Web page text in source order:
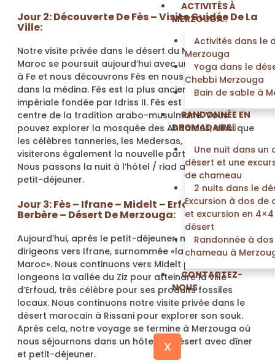
ACTIVITÉS À
MERZOUGA
Activités dans le
Merzouga
Yoga dans le
Chebbi Merzouga
Bain de sable à
RANDONNÉE EN
DROMADAIRE
Une nuit dans un
désert et une
de chameau
2 nuits dans le
Excursion à dos de
et excursion en
désert
Randonnée à
chameau à
CONTACTEZ-
NOUS
X
Jour 2: Découverte De Fès – Visite Guidée De La
Ville:
Notre visite privée dans le désert du Nouvel An au
Maroc se poursuit aujourd’hui avec une visite guidée
à Fe et nous découvrons Fès en nous promenant
dans la médina. Fès est la plus ancienne ville
impériale fondée par Idriss II. Fès est également le
centre de la tradition arabo-musulmane. Vous
pouvez explorer la mosquée des Andalous, ainsi que
les célèbres tanneries, les Medersas, et nous
visiterons également la nouvelle partie de la ville.
Nous passons la nuit à l’hôtel / riad avec dîner et
petit-déjeuner.
Jour 3: Fès – Ifrane – Midelt – Erfoud – Marché
Berbère – Désert De Merzouga:
Aujourd’hui, après le petit-déjeuner, nous nous
dirigeons vers Ifrane, surnommée «la Suisse du
Maroc». Nous continuons vers Midelt puis nous
longeons la vallée du Ziz pour atteindre la ville
d’Erfoud, très célèbre pour ses produits fossiles
locaux. Nous continuons notre visite privée dans le
désert marocain à Rissani pour explorer son souk.
Après cela, notre voyage se termine à Merzouga où
nous séjournons dans un hôtel du désert avec dîner
et petit-déjeuner.